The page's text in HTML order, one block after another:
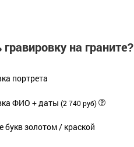
на граните?
портрета
ФИО + даты (2 740 руб)
букв золотом / краской